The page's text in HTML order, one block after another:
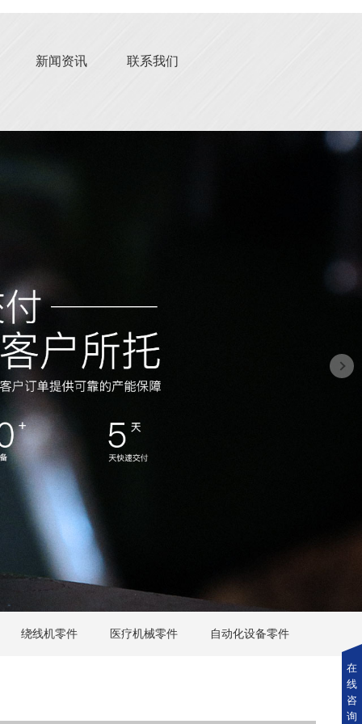
新闻资讯 联系我们
绕线机零件 医疗机械零件 自动化设备零件
在
线
咨
询